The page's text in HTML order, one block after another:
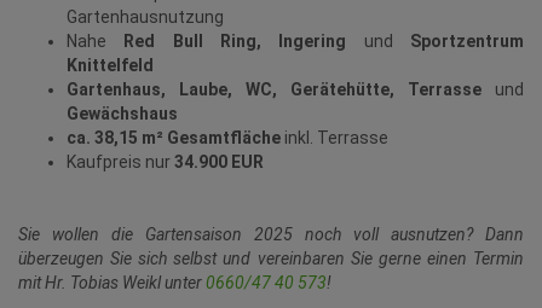
Gartenhausnutzung
Nahe
Red Bull Ring, Ingering und
Sportzentrum
Knittelfeld
Gartenhaus, Laube, WC, Gerätehütte, Terrasse und
Gewächshaus
ca. 38,15 m² Gesamtfläche inkl. Terrasse
Kaufpreis nur34.900 EUR
Sie wollen die Gartensaison 2025 noch voll ausnutzen? Dann
überzeugen Sie sich selbst und vereinbaren Sie gerne einen Termin
mit Hr. Tobias Weikl unter 0660/47 40 573!